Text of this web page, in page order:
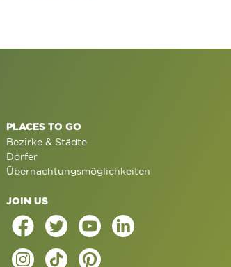
PLACES TO GO
Bezirke & Städte
Dörfer
Übernachtungsmöglichkeiten
JOIN US